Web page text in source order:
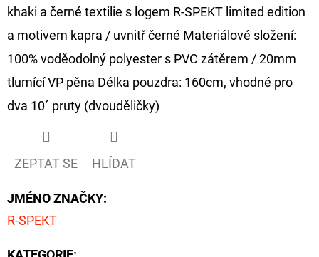
khaki a černé textilie s logem R-SPEKT limited edition
a motivem kapra / uvnitř černé Materiálové složení:
100% voděodolný polyester s PVC zátěrem / 20mm
tlumící VP pěna Délka pouzdra: 160cm, vhodné pro
dva 10´ pruty (dvouděličky)
ZEPTAT SE HLÍDAT
JMÉNO ZNAČKY:
R-SPEKT